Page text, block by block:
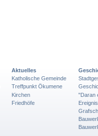
Aktuelles
Katholische Gemeinde
Treffpunkt Ökumene
Kirchen
Friedhöfe
"Daran